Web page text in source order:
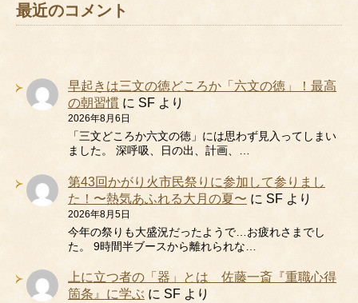
最近のコメント
早起きは三文の徳どころか「六文の徳」！最高
の朝習慣 に SF より
2026年8月6日
「三文どころか六文の徳」には思わず見入ってしまい
ました。 深呼吸、日の出、計画、…
第43回かがり火市民祭りに参加して参りまし
た！〜熱気あふれる大月の夏〜 に SF より
2026年8月5日
今年の祭りも大盛況だったようで…お疲れさまでし
た。 9時間半ブースから離れられな…
上に立つ者の「器」とは 佐藤一斎『重職心得
箇条』に学ぶ に SF より